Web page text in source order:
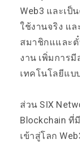
Web3 และเป็
ใช้งานจริง แล
สมาชิกแและ
งาน เพิ่มการ
เทคโนโลยีแบ
ส่วน SIX
Blockchain ที่
เข้าสู่โลก